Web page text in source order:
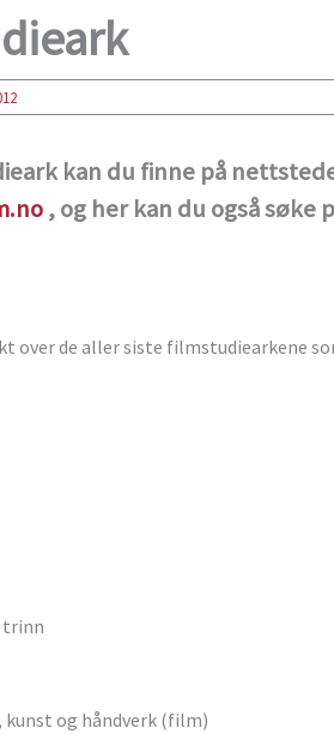
kan du finne på
, og her kan du også søke
over de aller siste filmstudiearkene
trinn
kunst og håndverk (film)